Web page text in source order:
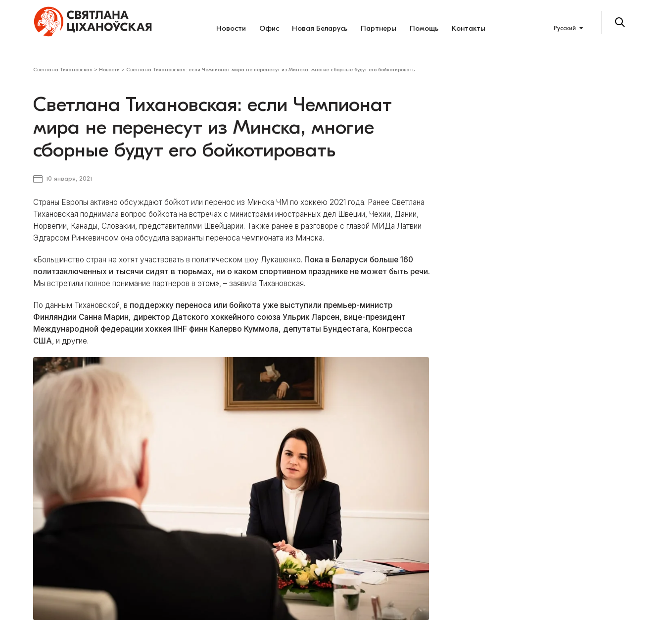
Новости Офис Новая Беларусь Партнеры Помощь Контакты Русский
Светлана Тихановская > Новости > Светлана Тихановская: если Чемпионат мира не перенесут из Минска, многие сборные будут его бойкотировать
Светлана Тихановская: если Чемпионат
мира не перенесут из Минска, многие
сборные будут его бойкотировать
10 января, 2021
Страны Европы активно обсуждают бойкот или перенос из Минска ЧМ по хоккею 2021 года. Ранее Светлана
Тихановская поднимала вопрос бойкота на встречах с министрами иностранных дел Швеции, Чехии, Дании,
Норвегии, Канады, Словакии, представителями Швейцарии. Также ранее в разговоре с главой МИДа Латвии
Эдгарсом Ринкевичсом она обсудила варианты переноса чемпионата из Минска.
«Большинство стран не хотят участвовать в политическом шоу Лукашенко. Пока в Беларуси больше 160
политзаключенных и тысячи сидят в тюрьмах, ни о каком спортивном празднике не может быть речи.
Мы встретили полное понимание партнеров в этом», – заявила Тихановская.
По данным Тихановской, в поддержку переноса или бойкота уже выступили премьер-министр
Финляндии Санна Марин, директор Датского хоккейного союза Ульрик Ларсен, вице-президент
Международной федерации хоккея IIHF финн Калерво Куммола, депутаты Бундестага, Конгресса
США, и другие.